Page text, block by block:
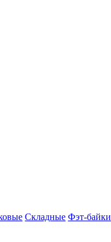
Складные Фэт-байки